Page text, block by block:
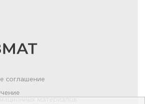
соглашение
материалов